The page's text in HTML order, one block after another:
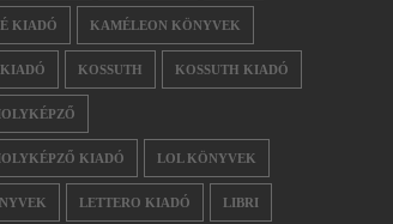
KIADÓ KAMÉLEON KÖNYVEK
KOSSUTH KOSSUTH KIADÓ
KIADÓ LOL KÖNYVEK
LETTERO KIADÓ LIBRI